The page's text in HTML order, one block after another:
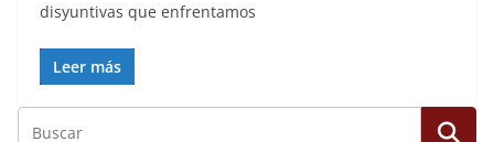
disyuntivas que enfrentamos
Leer más